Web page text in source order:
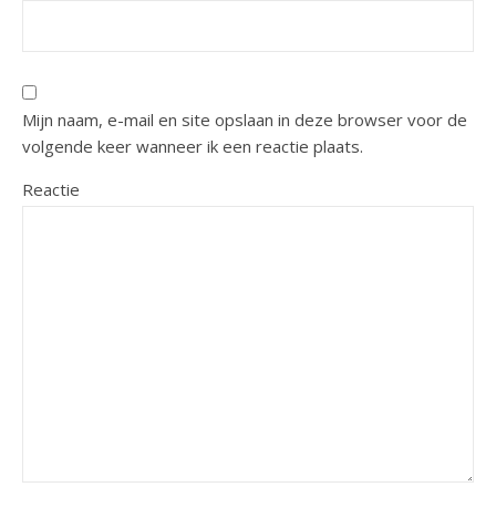
Mijn naam, e-mail en site opslaan in deze browser voor de
volgende keer wanneer ik een reactie plaats.
Reactie